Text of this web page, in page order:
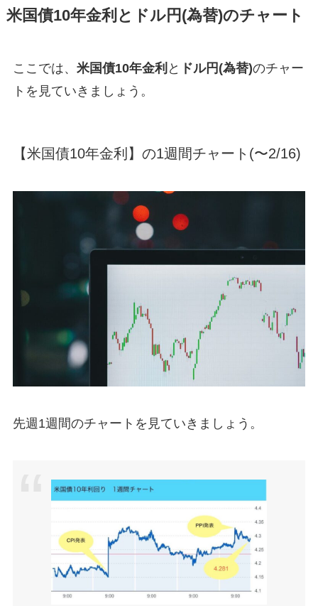
米国債10年金利とドル円(為替)のチャート
ここでは、 米国債10年金利 と ドル円(為替)のチャー
トを見ていきましょう。
【米国債10年金利】の1週間チャート(〜2/16)
先週1週間のチャートを見ていきましょう。